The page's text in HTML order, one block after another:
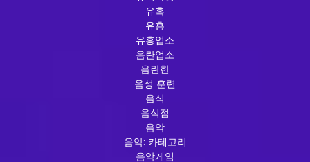
유혹
유흥
유흥업소
음란업소
음란한
음성 훈련
음식
음식점
음악
음악: 카테고리
음악게임